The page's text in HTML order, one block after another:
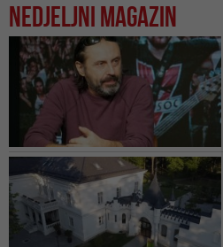
Nedjeljni magazin